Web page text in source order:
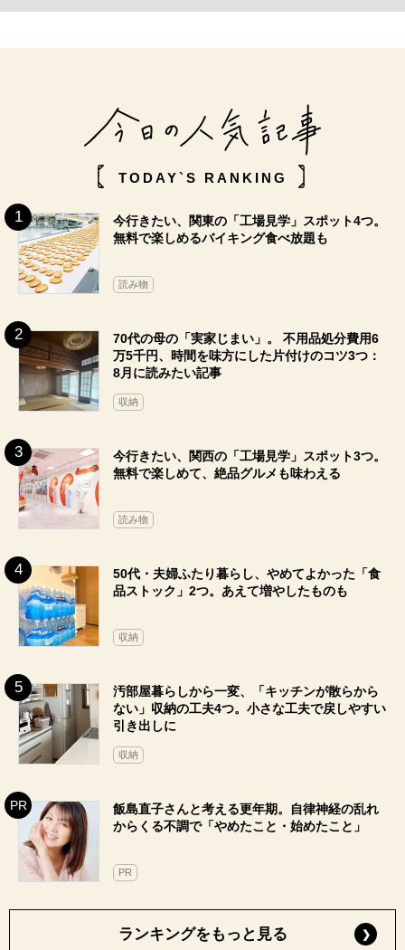
TODAY`S RANKING
今行きたい、関東の「工場見学」スポット4つ。
無料で楽しめるバイキング食べ放題も
読み物
70代の母の「実家じまい」。 不用品処分費用6
万5千円、時間を味方にした片付けのコツ3つ：
8月に読みたい記事
収納
今行きたい、関西の「工場見学」スポット3つ。
無料で楽しめて、絶品グルメも味わえる
読み物
50代・夫婦ふたり暮らし、やめてよかった「食
品ストック」2つ。あえて増やしたものも
収納
汚部屋暮らしから一変、「キッチンが散らから
ない」収納の工夫4つ。小さな工夫で戻しやすい
引き出しに
収納
飯島直子さんと考える更年期。自律神経の乱れ
からくる不調で「やめたこと・始めたこと」
PR
ランキングをもっと見る